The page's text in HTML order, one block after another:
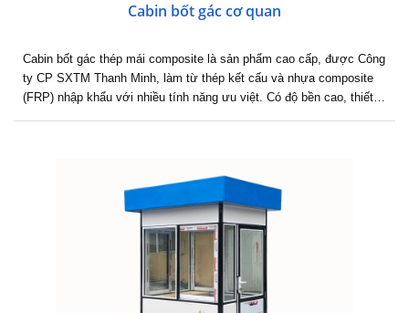
Cabin bốt gác cơ quan
Cabin bốt gác thép mái composite là sản phẩm cao cấp, được Công
ty CP SXTM Thanh Minh, làm từ thép kết cấu và nhựa composite
(FRP) nhập khẩu với nhiều tính năng ưu việt. Có độ bền cao, thiết…